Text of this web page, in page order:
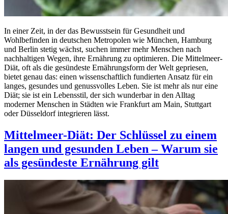
In einer Zeit, in der das Bewusstsein für Gesundheit und
Wohlbefinden in deutschen Metropolen wie München, Hamburg
und Berlin stetig wächst, suchen immer mehr Menschen nach
nachhaltigen Wegen, ihre Ernährung zu optimieren. Die Mittelmeer-
Diät, oft als die gesündeste Ernährungsform der Welt gepriesen,
bietet genau das: einen wissenschaftlich fundierten Ansatz für ein
langes, gesundes und genussvolles Leben. Sie ist mehr als nur eine
Diät; sie ist ein Lebensstil, der sich wunderbar in den Alltag
moderner Menschen in Städten wie Frankfurt am Main, Stuttgart
oder Düsseldorf integrieren lässt.
Mittelmeer-Diät: Der Schlüssel zu einem
langen und gesunden Leben – Warum sie
als gesündeste Ernährung gilt